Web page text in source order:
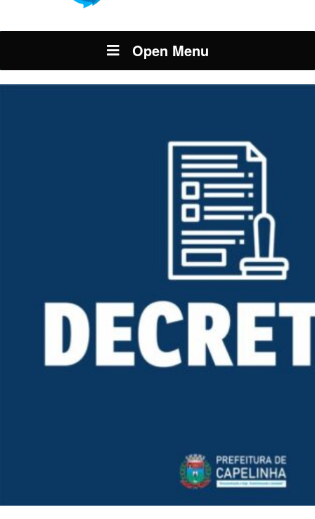
Open Menu